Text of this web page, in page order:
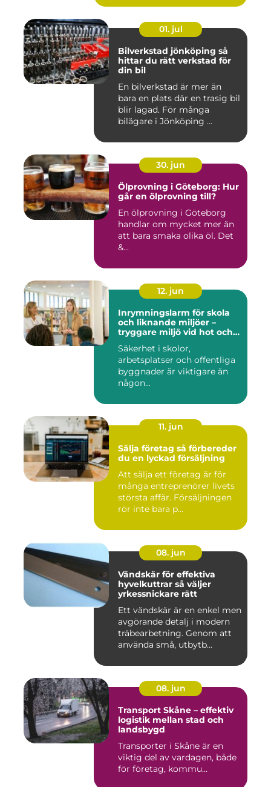
01. jul
Bilverkstad jönköping så
hittar du rätt verkstad för
din bil
En bilverkstad är mer än
bara en plats där en trasig bil
blir lagad. För många
bilägare i Jönköping ...
30. jun
Ölprovning i Göteborg: Hur
går en ölprovning till?
En ölprovning i Göteborg
handlar om mycket mer än
att bara smaka olika öl. Det
&...
12. jun
Inrymningslarm för skola
och liknande miljöer –
tryggare miljö vid hot och
Säkerhet i skolor,
arbetsplatser och offentliga
byggnader är viktigare än
någon...
11. jun
Sälja företag så förbereder
du en lyckad försäljning
Att sälja ett företag är för
många entreprenörer livets
största affär. Försäljningen
rör inte bara p...
08. jun
Vändskär för effektiva
hyvelkuttrar så väljer
yrkessnickare rätt
Ett vändskär är en enkel men
avgörande detalj i modern
träbearbetning. Genom att
använda små, utbytb...
08. jun
Transport Skåne – effektiv
logistik mellan stad och
landsbygd
Transporter i Skåne är en
viktig del av vardagen, både
för företag, kommu...